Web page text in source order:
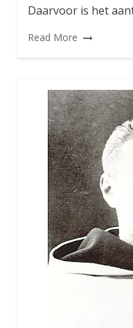
Daarvoor is het
Read More